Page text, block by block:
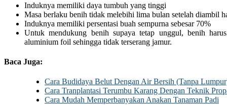
Induknya memiliki daya tumbuh yang tinggi
Masa berlaku benih tidak melebihi lima bulan setelah diambil
Induknya memiliki persentasi buah sempurna sebesar 70%
Untuk mendukung benih supaya tetap unggul, benih
aluminium foil sehingga tidak terserang jamur.
Baca Juga:
Cara Budidaya Belut Dengan Air Bersih (Tanpa
Cara Tranplantasi Terumbu Karang Dengan Teknik
Cara Mudah Memperbanyakan Anakan Tanaman Padi